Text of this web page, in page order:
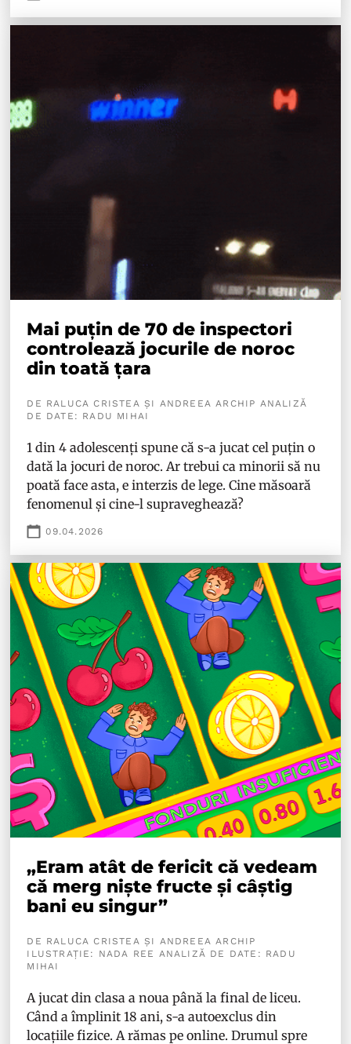
Mai puțin de 70 de inspectori
controlează jocurile de noroc
din toată țara
DE RALUCA CRISTEA ȘI ANDREEA ARCHIP ANALIZĂ
DE DATE: RADU MIHAI
1 din 4 adolescenți spune că s-a jucat cel puțin o
dată la jocuri de noroc. Ar trebui ca minorii să nu
poată face asta, e interzis de lege. Cine măsoară
fenomenul și cine-l supraveghează?
09.04.2026
„Eram atât de fericit că vedeam
că merg niște fructe și câștig
bani eu singur”
DE RALUCA CRISTEA ȘI ANDREEA ARCHIP
ILUSTRAȚIE: NADA REE ANALIZĂ DE DATE: RADU
MIHAI
A jucat din clasa a noua până la final de liceu.
Când a împlinit 18 ani, s-a autoexclus din
locațiile fizice. A rămas pe online. Drumul spre